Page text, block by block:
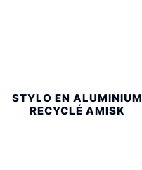
STYLO EN ALUMINIUM
RECYCLÉ AMISK